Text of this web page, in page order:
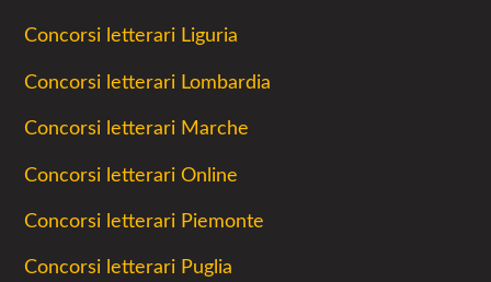
Concorsi letterari Liguria
Concorsi letterari Lombardia
Concorsi letterari Marche
Concorsi letterari Online
Concorsi letterari Piemonte
Concorsi letterari Puglia